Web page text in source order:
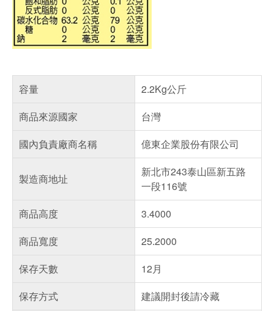
容量
2.2Kg公斤
商品來源國家
台灣
國內負責廠商名稱
億東企業股份有限公司
製造商地址
新北市243泰山區新五路
一段116號
商品高度
3.4000
商品寬度
25.2000
保存天數
12月
保存方式
建議開封後請冷藏